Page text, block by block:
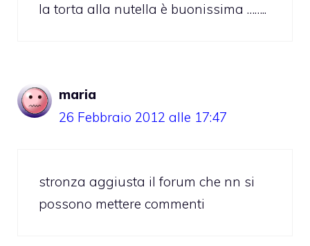
la torta alla nutella è buonissima ……..
maria
26 Febbraio 2012 alle 17:47
stronza aggiusta il forum che nn si
possono mettere commenti